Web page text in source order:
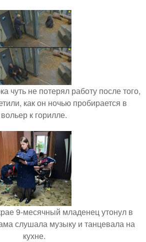
чуть не потерял работу после того,
как он ночью пробирается в
вольер к горилле.
9-месячный младенец утонул в
слушала музыку и танцевала на
кухне.